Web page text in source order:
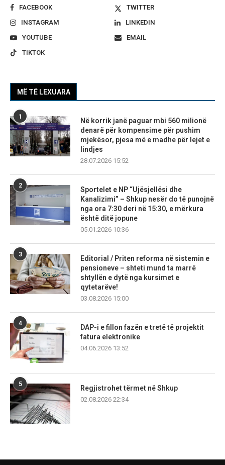
FACEBOOK
TWITTER
INSTAGRAM
LINKEDIN
YOUTUBE
EMAIL
TIKTOK
MË TË LEXUARA
1
Në korrik janë paguar mbi 560 milionë
denarë për kompensime për pushim
mjekësor, pjesa më e madhe për lejet e
lindjes
28.07.2026 15:52
2
Sportelet e NP “Ujësjellësi dhe
Kanalizimi” – Shkup nesër do të punojnë
nga ora 7:30 deri në 15:30, e mërkura
është ditë jopune
05.01.2026 10:36
3
Editorial / Priten reforma në sistemin e
pensioneve – shteti mund ta marrë
shtyllën e dytë nga kursimet e
qytetarëve!
03.08.2026 15:00
4
DAP-i e fillon fazën e tretë të projektit
fatura elektronike
04.06.2026 13:52
5
Regjistrohet tërmet në Shkup
02.08.2026 22:34